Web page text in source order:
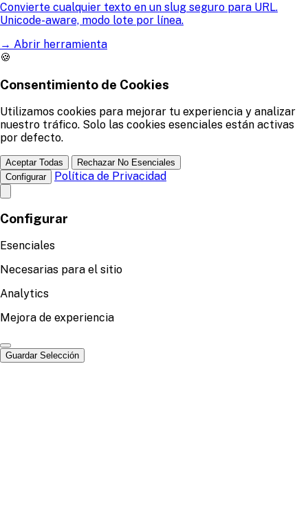
Convierte cualquier texto en un slug seguro para URL.
Unicode-aware, modo lote por línea.
→ Abrir herramienta
🍪
Consentimiento de Cookies
Utilizamos cookies para mejorar tu experiencia y analizar
nuestro tráfico. Solo las cookies esenciales están activas
por defecto.
Aceptar Todas
Rechazar No Esenciales
Configurar
Política de Privacidad
Configurar
Esenciales
Necesarias para el sitio
Analytics
Mejora de experiencia
Guardar Selección